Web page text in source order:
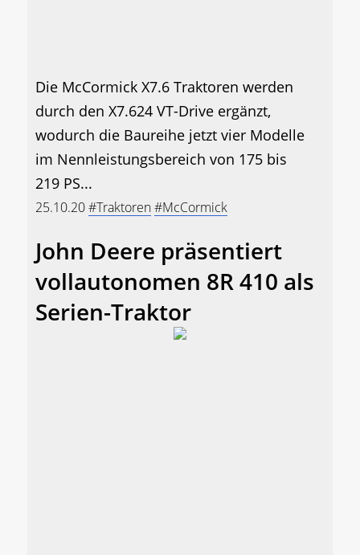
Die McCormick X7.6 Traktoren werden
durch den X7.624 VT-Drive ergänzt,
wodurch die Baureihe jetzt vier Modelle
im Nennleistungsbereich von 175 bis
219 PS...
25.10.20#Traktoren#McCormick
John Deere präsentiert
vollautonomen 8R 410 als
Serien-Traktor